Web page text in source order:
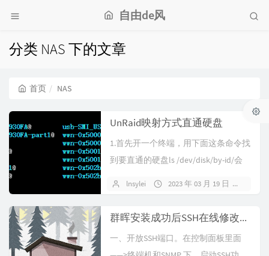
自由de风
分类 NAS 下的文章
首页 NAS
UnRaid映射方式直通硬盘
1.首先开一个终端，用下面这条命令找
到要直通的硬盘ls /dev/disk/by-id/会
lnsylei 2023 年 03 月 19 日
群晖安装成功后SSH在线修改SN及MAC
⼀、开放SSH端⼝。在控制⾯板⾥⾯